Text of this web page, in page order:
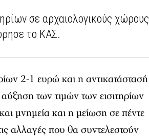
σε αρχαιολογικούς χώρους
το ΚΑΣ.
2-1 ευρώ και η αντικατάστασή
των τιμών των εισιτηρίων
μνημεία και η μείωση σε πέντε
αλλαγές που θα συντελεστούν